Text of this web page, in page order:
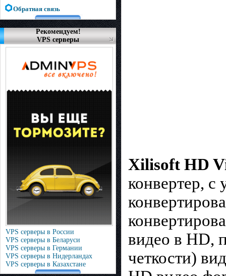
Обратная связь
Рекомендуем!
VPS серверы
VPS серверы в России
VPS серверы в Беларуси
VPS серверы в Германии
VPS серверы в Нидерландах
VPS серверы в Казахстане
Xilisoft HD
конвертер,
видео в HD,
четкости)